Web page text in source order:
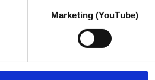
Marketing (YouTube)